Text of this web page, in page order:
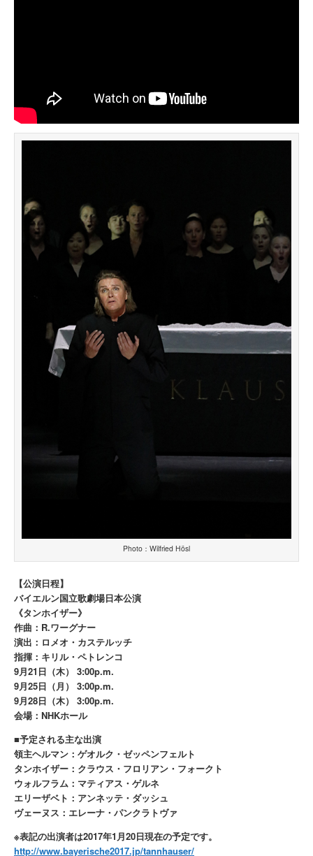
Photo：Wilfried Hösl
【公演日程】
バイエルン国立歌劇場日本公演
《タンホイザー》
作曲：R.ワーグナー
演出：ロメオ・カステルッチ
指揮：キリル・ペトレンコ
9月21日（木） 3:00p.m.
9月25日（月） 3:00p.m.
9月28日（木） 3:00p.m.
会場：NHKホール
■予定される主な出演
領主ヘルマン：ゲオルク・ゼッペンフェルト
タンホイザー：クラウス・フロリアン・フォークト
ウォルフラム：マティアス・ゲルネ
エリーザベト：アンネッテ・ダッシュ
ヴェーヌス：エレーナ・パンクラトヴァ
※表記の出演者は2017年1月20日現在の予定です。
http://www.bayerische2017.jp/tannhauser/